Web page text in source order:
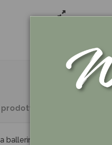
ballerina seduta, realizzata